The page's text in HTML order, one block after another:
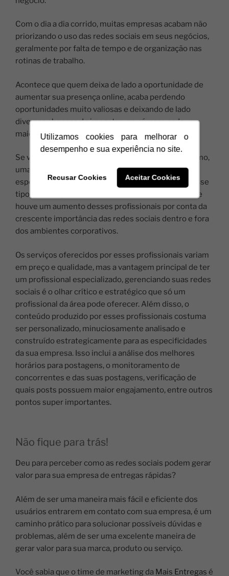
Utilizamos cookies para melhorar o
desempenho e sua experiência no site.
Recusar Cookies Aceitar Cookies
Com o dia a dia corrido, muitas empresas acabam não
priorizando o uso das redes sociais em seus negócios,
geralmente por falta de tempo e de organização nas
rotinas de trabalho.
Acontece que quem deixa de lado a oportunidade de
aumentar sua presença online, acaba perdendo
oportunidades muito valiosas e deixando de lado
diversas chances de impactar um número cada vez
maior de pessoas.
Se você é uma empresa ou um profissional autônomo,
uma boa opção é a contratação de profissionais
especializados em marketing digital para realizar esse
tipo de serviço. Dito isso, é importante ressaltar que
houve um aumento desses profissionais por conta da
crescente importância das redes sociais dentro e fora
dos ambientes corporativos.
Os serviços oferecidos por esses profissionais variam
em preço e qualidade, mas a vantagem principal de ter
um profissional especializado, gerenciando suas redes
sociais é o olhar crítico e estratégico que só um
profissional da área pode oferecer. Além disso, o
conteúdo produzido por esses profissionais costuma
ser personalizado, minuciosamente analisado e
construído estrategicamente para as especificidades
da sua empresa. Isso inclui a análise dos melhores
horários para postagens, o monitoramento de
concorrentes e das suas postagens, verificação de
quais posts possuem maior engajamento, entre outros
pontos super importantes.
Não fique para trás!
Deu para perceber como as redes sociais podem gerar
valor para sua empresa de entregas rápidas?
Além de ser uma maneira mais fácil e eficiente dos
usuários entrarem em contato com sua empresa, é um
caminho prático para solucionar possíveis dúvidas e
problemas, além de ser uma excelente maneira de
gerar valor para sua marca, produto ou serviço.
Você sabia que o time de marketing da Mais Entregas é